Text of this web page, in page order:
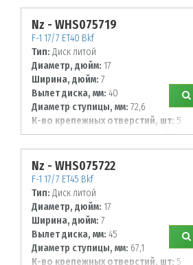
112
Nz - WHS075719
F-1 17/7 ET40 Bkf
Тип: Диск литой
Диаметр, дюйм: 17
Ширина, дюйм: 7
Вылет диска, мм: 40
Диаметр ступицы, мм: 72,6
К-во крепежных отверстий, шт: 5
Диаметр располож. отверстий, мм:
120
Nz - WHS075722
F-1 17/7 ET45 Bkf
Тип: Диск литой
Диаметр, дюйм: 17
Ширина, дюйм: 7
Вылет диска, мм: 45
Диаметр ступицы, мм: 67,1
К-во крепежных отверстий, шт: 5